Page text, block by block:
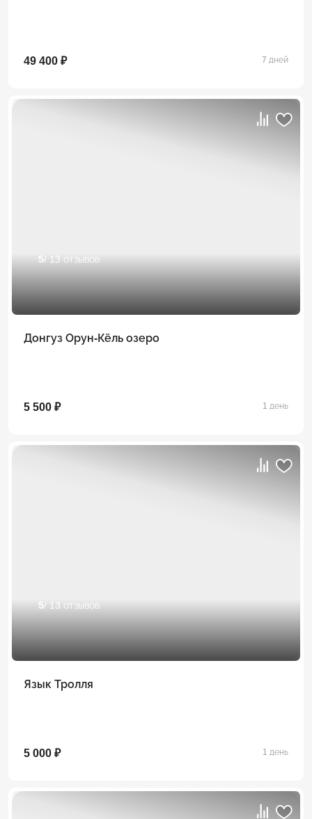
49 400 ₽ 7 дней
5/ 13 отзывов
Донгуз Орун-Кёль озеро
5 500 ₽ 1 день
5/ 13 отзывов
Язык Тролля
5 000 ₽ 1 день